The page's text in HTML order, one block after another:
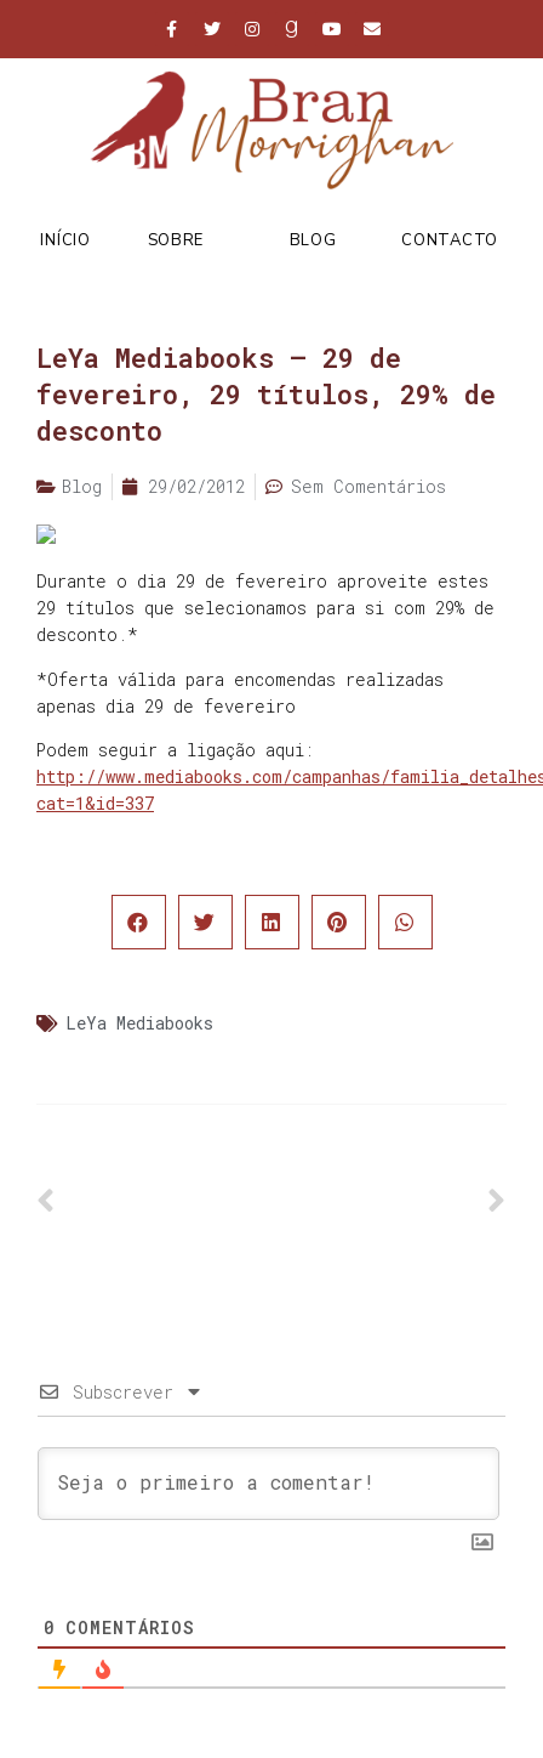
INÍCIO SOBRE BLOG CONTACTO
LeYa Mediabooks – 29 de
fevereiro, 29 títulos, 29% de
desconto
Blog 29/02/2012 Sem Comentários
Durante o dia 29 de fevereiro aproveite estes
29 títulos que selecionamos para si com 29% de
desconto.*
*Oferta válida para encomendas realizadas
apenas dia 29 de fevereiro
Podem seguir a ligação aqui:
http://www.mediabooks.com/campanhas/
cat=1&id=337
LeYa Mediabooks
Subscrever
0 COMENTÁRIOS